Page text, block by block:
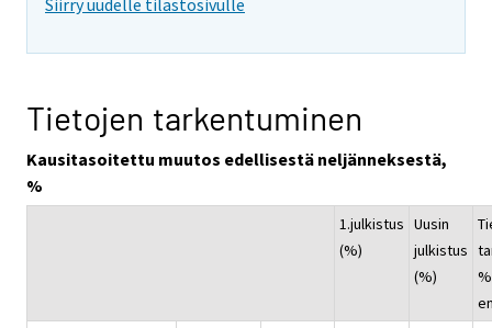
Tietojen tarkentuminen
Kausitasoitettu muutos edellisestä neljänneksestä,
%
1.julkistus
(%)
Uusin
julkistus
(%)